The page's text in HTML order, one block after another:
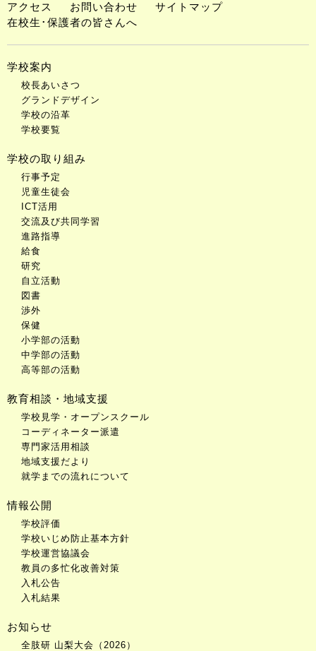
アクセス お問い合わせ
サイトマップ
在校生･保護者の皆さんへ
学校案内
校長あいさつ
グランドデザイン
学校の沿革
学校要覧
学校の取り組み
行事予定
児童生徒会
ICT活用
交流及び共同学習
進路指導
給食
研究
自立活動
図書
渉外
保健
小学部の活動
中学部の活動
高等部の活動
教育相談・地域支援
学校見学・オープンスクール
コーディネーター派遣
専門家活用相談
地域支援だより
就学までの流れについて
情報公開
学校評価
学校いじめ防止基本方針
学校運営協議会
教員の多忙化改善対策
入札公告
入札結果
お知らせ
全肢研 山梨大会（2026）